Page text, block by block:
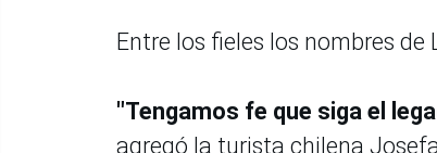
Entre los fieles los nombres de
"Tengamos fe que siga el
agregó la turista chilena